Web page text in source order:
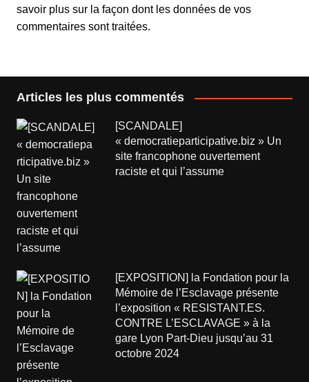
savoir plus sur la façon dont les données de vos
commentaires sont traitées.
Articles les plus commentés
[SCANDALE]
« democratieparticipative.biz » Un
site francophone ouvertement
raciste et qui l’assume
[EXPOSITION] la Fondation pour la
Mémoire de l’Esclavage présente
l’exposition « RESISTANT.ES.
CONTRE L’ESCLAVAGE » à la
gare Lyon Part-Dieu jusqu’au 31
octobre 2024